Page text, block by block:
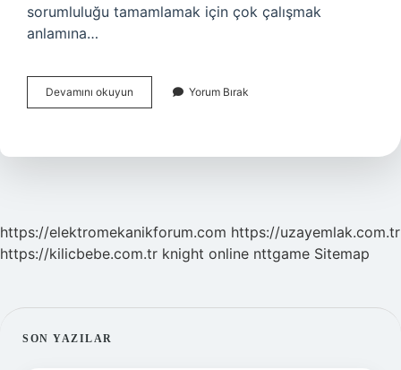
sorumluluğu tamamlamak için çok çalışmak
anlamına…
Devamını okuyun
Tırnağına
Demek
Yorum Bırak
https://elektromekanikforum.com https://uzayemlak.com.tr
https://kilicbebe.com.tr knight online nttgame Sitemap
SIDEBAR
SON YAZILAR